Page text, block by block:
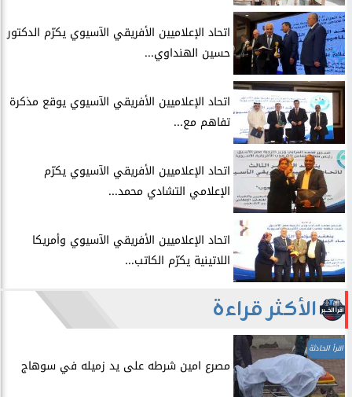
اتحاد الإعلاميين الأفريقي الآسيوي يكرّم الدكتور
حسين الهنداوي...
اتحاد الإعلاميين الأفريقي الآسيوي يوقع مذكرة
تفاهم مع...
اتحاد الإعلاميين الأفريقي الآسيوي يكرّم
الإعلامي التشادي محمد...
اتحاد الإعلاميين الأفريقي الآسيوي وأمريكا
اللاتينية يكرّم الكاتب...
الأكثر قراءة
اقرأ الحادثة
مصرع امين شرطه على يد زميله في سوهاج